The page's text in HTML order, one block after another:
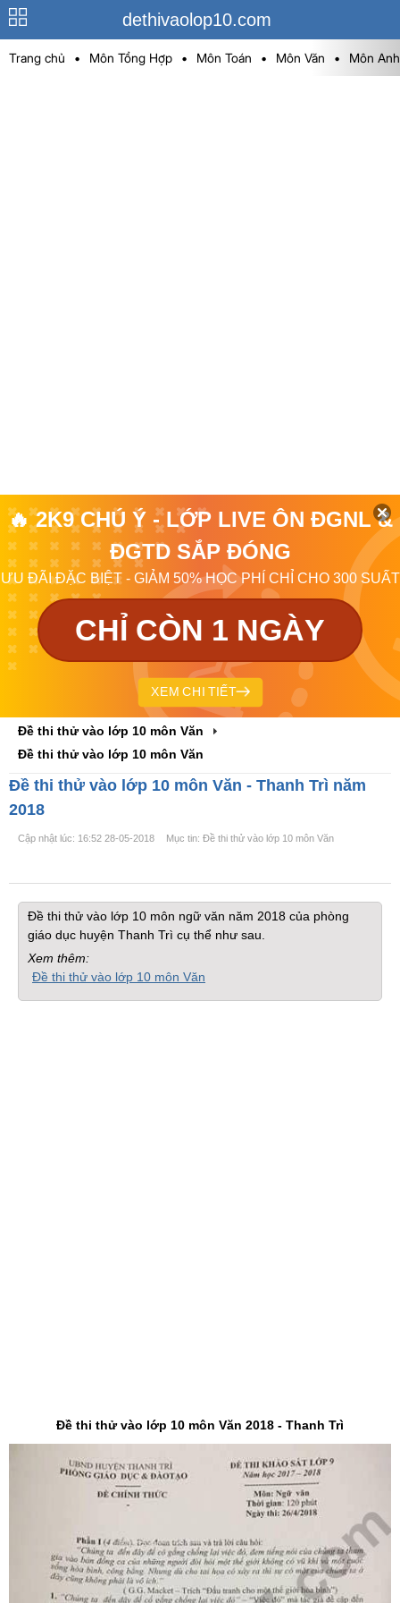
dethivaolop10.com
Trang chủ • Môn Tổng Hợp • Môn Toán • Môn Văn • Môn Anh
🔥 2K9 CHÚ Ý - LỚP LIVE ÔN ĐGNL &
ĐGTD SẮP ĐÓNG
ƯU ĐÃI ĐẶC BIỆT - GIẢM 50% HỌC PHÍ CHỈ CHO 300 SUẤT
CHỈ CÒN 1 NGÀY
XEM CHI TIẾT
Đề thi thử vào lớp 10 môn Văn
Đề thi thử vào lớp 10 môn Văn
Đề thi thử vào lớp 10 môn Văn - Thanh Trì năm
2018
Cập nhật lúc: 16:52 28-05-2018 Mục tin: Đề thi thử vào lớp 10 môn Văn
Đề thi thử vào lớp 10 môn ngữ văn năm 2018 của phòng
giáo dục huyện Thanh Trì cụ thể như sau.
Xem thêm:
Đề thi thử vào lớp 10 môn Văn
Đề thi thử vào lớp 10 môn Văn 2018 - Thanh Trì